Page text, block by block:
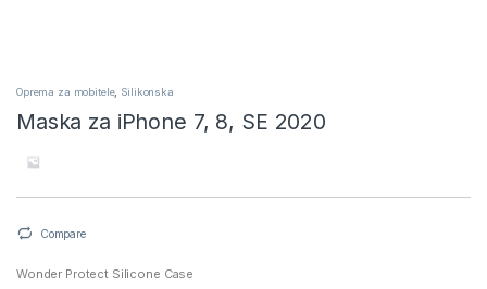
Oprema za mobitele, Silikonska
Maska za iPhone 7, 8, SE 2020
Compare
Wonder Protect Silicone Case